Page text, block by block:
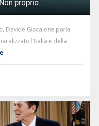
proprio…
Davide Giacalone parla
l'Italia e della